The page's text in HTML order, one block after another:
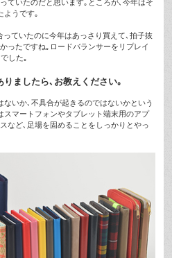
ていたのだと思います｡ところが､今年はそ
ようです｡
ていたのに今年はあっさり買えて､拍子抜
ったですね｡ロードバランサーをリプレイ
した｡
ましたら､お教えください｡
いか､不具合が起きるのではないかという
スマートフォンやタブレット端末用のアプ
など､足場を固めることをしっかりとやっ